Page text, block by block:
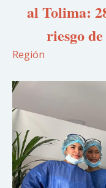
al Tolima:
riesgo
Región